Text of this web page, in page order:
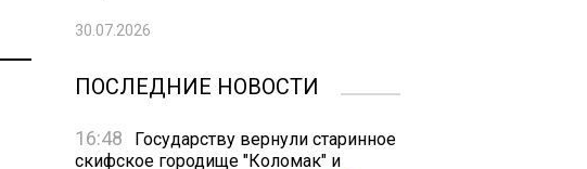
30.07.2026
ПОСЛЕДНИЕ НОВОСТИ
16:48
Государству вернули старинное
скифское городище "Коломак" и